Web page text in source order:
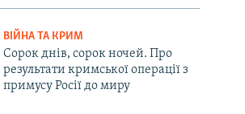
ВІЙНА ТА КРИМ
Сорок днів, сорок ночей. Про
результати кримської операції з
примусу Росії до миру